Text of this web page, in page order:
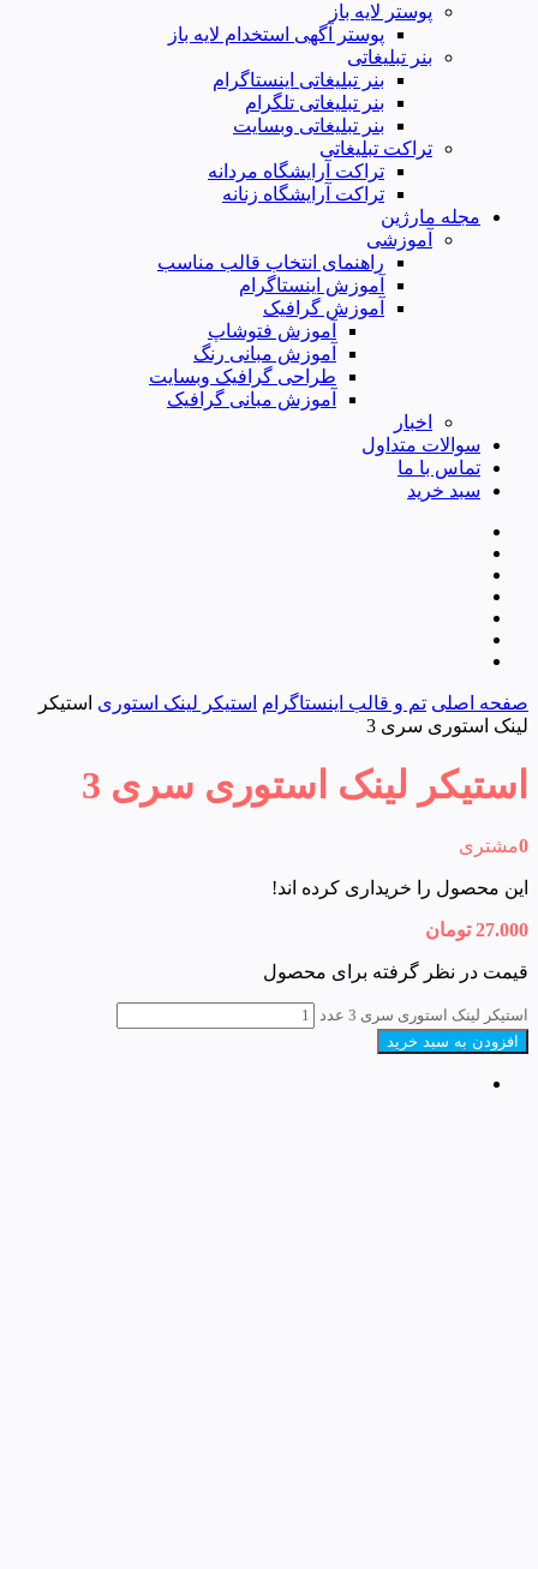
پوستر لایه باز
پوستر آگهی استخدام لایه باز
بنر تبلیغاتی
بنر تبلیغاتی اینستاگرام
بنر تبلیغاتی تلگرام
بنر تبلیغاتی وبسایت
تراکت تبلیغاتی
تراکت آرایشگاه مردانه
تراکت آرایشگاه زنانه
مجله مارژین
آموزشی
راهنمای انتخاب قالب مناسب
آموزش اینستاگرام
آموزش گرافیک
آموزش فتوشاپ
آموزش مبانی رنگ
طراحی گرافیک وبسایت
آموزش مبانی گرافیک
اخبار
سوالات متداول
تماس با ما
سبد خرید
صفحه اصلی تم و قالب اینستاگرام استیکر لینک استوری استیکر
لینک استوری سری 3
استیکر لینک استوری سری 3
0مشتری
این محصول را خریداری کرده اند!
27.000 تومان
قیمت در نظر گرفته برای محصول
استیکر لینک استوری سری 3 عدد
افزودن به سبد خرید